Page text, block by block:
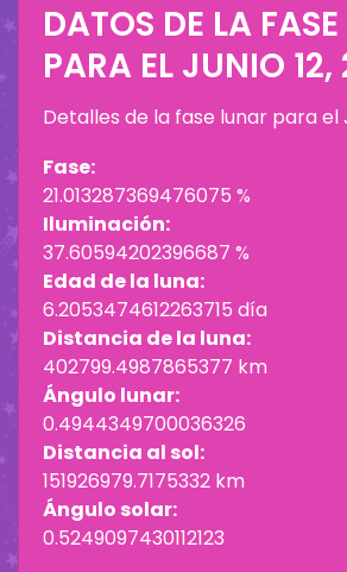
DATOS DE LA
PARA EL JUNIO
Detalles de la fase lunar para el
Fase:
21.013287369476075 %
Iluminación:
37.60594202396687 %
Edad de la luna:
6.2053474612263715 día
Distancia de la luna:
402799.4987865377 km
Ángulo lunar:
0.4944349700036326
Distancia al sol:
151926979.7175332 km
Ángulo solar:
0.5249097430112123